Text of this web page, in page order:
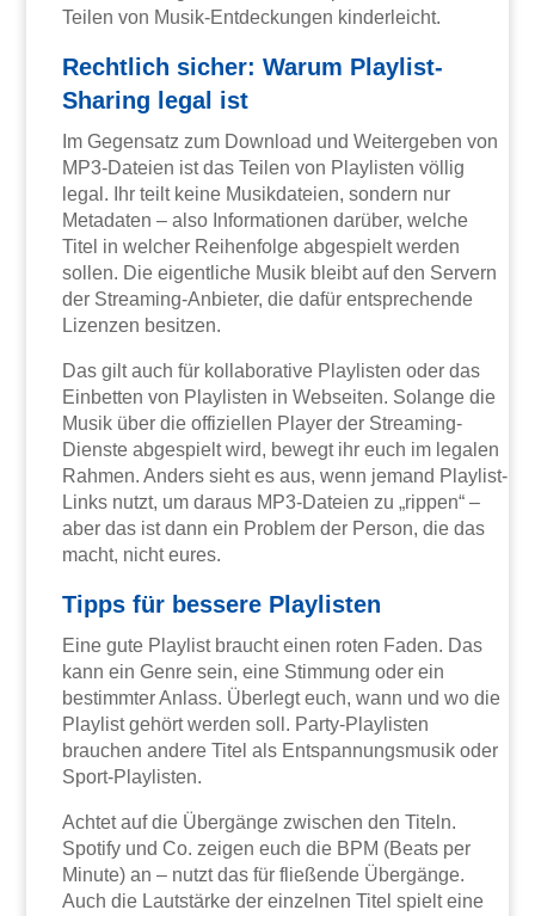
Teilen von Musik-Entdeckungen kinderleicht.
Rechtlich sicher: Warum Playlist-
Sharing legal ist
Im Gegensatz zum Download und Weitergeben von
MP3-Dateien ist das Teilen von Playlisten völlig
legal. Ihr teilt keine Musikdateien, sondern nur
Metadaten – also Informationen darüber, welche
Titel in welcher Reihenfolge abgespielt werden
sollen. Die eigentliche Musik bleibt auf den Servern
der Streaming-Anbieter, die dafür entsprechende
Lizenzen besitzen.
Das gilt auch für kollaborative Playlisten oder das
Einbetten von Playlisten in Webseiten. Solange die
Musik über die offiziellen Player der Streaming-
Dienste abgespielt wird, bewegt ihr euch im legalen
Rahmen. Anders sieht es aus, wenn jemand Playlist-
Links nutzt, um daraus MP3-Dateien zu „rippen“ –
aber das ist dann ein Problem der Person, die das
macht, nicht eures.
Tipps für bessere Playlisten
Eine gute Playlist braucht einen roten Faden. Das
kann ein Genre sein, eine Stimmung oder ein
bestimmter Anlass. Überlegt euch, wann und wo die
Playlist gehört werden soll. Party-Playlisten
brauchen andere Titel als Entspannungsmusik oder
Sport-Playlisten.
Achtet auf die Übergänge zwischen den Titeln.
Spotify und Co. zeigen euch die BPM (Beats per
Minute) an – nutzt das für fließende Übergänge.
Auch die Lautstärke der einzelnen Titel spielt eine